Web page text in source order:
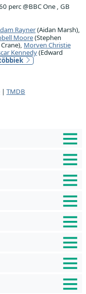
perc @BBC One , GB
Rayner(Aidan Marsh),
Moore(Stephen
Morven Christie
Kennedy(Edward
| TMDB